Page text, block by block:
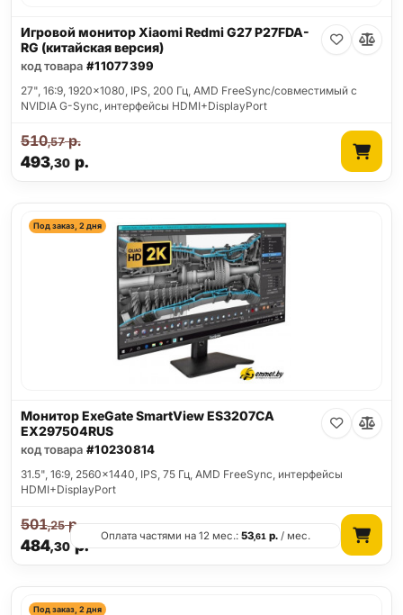
Игровой монитор Xiaomi Redmi G27 P27FDA-
RG (китайская версия)
код товара #11077399
27", 16:9, 1920x1080, IPS, 200 Гц, AMD FreeSync/совместимый с
NVIDIA G-Sync, интерфейсы HDMI+DisplayPort
493,30р.
510,57р.
Под заказ, 2 дня
Монитор ExeGate SmartView ES3207CA
EX297504RUS
код товара #10230814
31.5", 16:9, 2560x1440, IPS, 75 Гц, AMD FreeSync, интерфейсы
HDMI+DisplayPort
484,30р.
501,25р.
Оплата частями на 12 мес.:53,61 р. / мес.
Под заказ, 2 дня